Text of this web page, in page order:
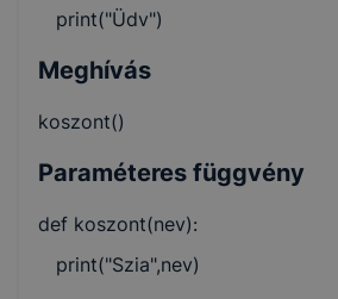
print("Üdv")
Meghívás
koszont()
Paraméteres függvény
def koszont(nev):
print("Szia",nev)